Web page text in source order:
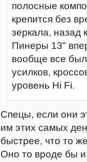
полосные
крепится без
зеркала, назад
Пинеры 13"
вообще все
усилков,
уровень Hi Fi.
Спецы, если они
им этих самых
быстрее, что то
Оно то вроде бы и